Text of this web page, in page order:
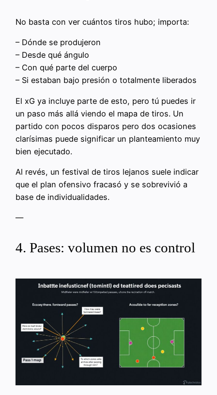
No basta con ver cuántos tiros hubo; importa:
– Dónde se produjeron
– Desde qué ángulo
– Con qué parte del cuerpo
– Si estaban bajo presión o totalmente liberados
El xG ya incluye parte de esto, pero tú puedes ir
un paso más allá viendo el mapa de tiros. Un
partido con pocos disparos pero dos ocasiones
clarísimas puede significar un planteamiento muy
bien ejecutado.
Al revés, un festival de tiros lejanos suele indicar
que el plan ofensivo fracasó y se sobrevivió a
base de individualidades.
—
4. Pases: volumen no es control